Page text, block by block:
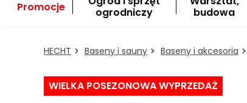
Promocje
ogrodniczy
budowa
HECHT Baseny i sauny Baseny i akcesoria
WIELKA POSEZONOWA WYPRZEDAŻ